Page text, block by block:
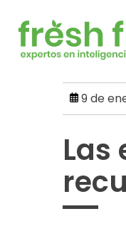
content
9 de
Las